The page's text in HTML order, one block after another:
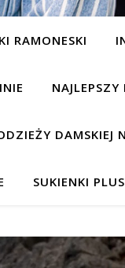
RAMONESKI
DAMSKIEJ
SUKIENKI